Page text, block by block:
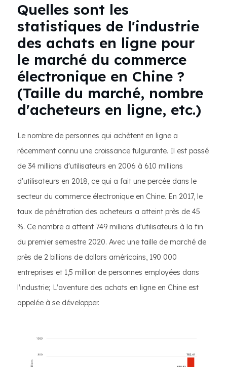
Quelles sont les
statistiques de l'industrie
des achats en ligne pour
le marché du commerce
électronique en Chine ?
(Taille du marché, nombre
d'acheteurs en ligne, etc.)
Le nombre de personnes qui achètent en ligne a
récemment connu une croissance fulgurante. Il est passé
de 34 millions d'utilisateurs en 2006 à 610 millions
d'utilisateurs en 2018, ce qui a fait une percée dans le
secteur du commerce électronique en Chine. En 2017, le
taux de pénétration des acheteurs a atteint près de 45
%. Ce nombre a atteint 749 millions d'utilisateurs à la fin
du premier semestre 2020. Avec une taille de marché de
près de 2 billions de dollars américains, 190 000
entreprises et 1,5 million de personnes employées dans
l'industrie; L'aventure des achats en ligne en Chine est
appelée à se développer.